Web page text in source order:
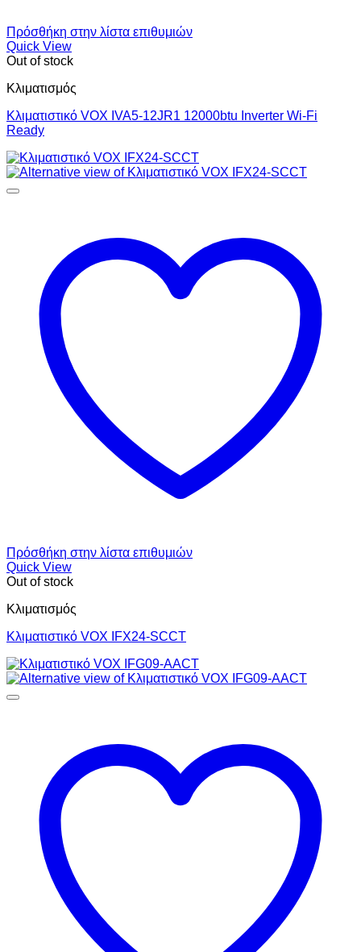
Πρόσθήκη στην λίστα επιθυμιών
Quick View
Out of stock
Κλιματισμός
Κλιματιστικό VOX IVA5-12JR1 12000btu Inverter Wi-Fi
Ready
Πρόσθήκη στην λίστα επιθυμιών
Quick View
Out of stock
Κλιματισμός
Κλιματιστικό VOX IFX24-SCCT